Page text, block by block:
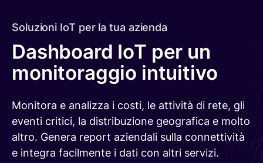
Gestione della flotta
POS
Elettromobilità
Agricoltura intelligente
Per dimensione aziendale
Per startup
Soluzioni IoT per la tua azienda
Dashboard IoT per un
monitoraggio intuitivo
Monitora e analizza i costi, le attività di rete, gli
eventi critici, la distribuzione geografica e molto
altro. Genera report aziendali sulla connettività
e integra facilmente i dati con altri servizi.